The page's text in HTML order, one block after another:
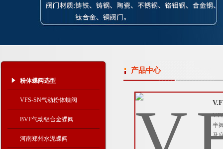
粉体蝶阀选型
VFS-SN气动粉体蝶阀
BVF气动铝合金蝶阀
河南郑州水泥蝶阀
产品中心
半
及